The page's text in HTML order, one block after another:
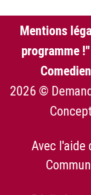
Mentions
programme !"
2026 ©
Avec l'aide